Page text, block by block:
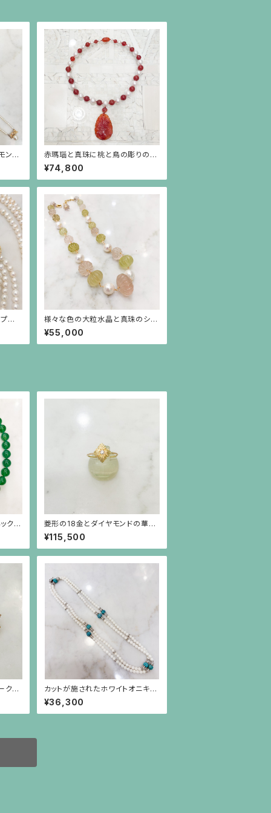
ンド
だ
赤瑪瑙と真珠に桃と鳥の彫りの赤
瑪瑙が揺れるネックレス
¥74,800
の
様々な色の大粒水晶と真珠のショ
ートステーションネックレス
¥55,000
クレ
菱形の18金とダイヤモンドの華奢
なリング（大）
¥115,500
クの
）
カットが施されたホワイトオニキス
と円盤型の水晶、ロンデル、彫りが
施されたターコイズのロングネッ
クレス
¥36,300